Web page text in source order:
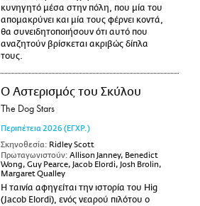
κυνηγητό μέσα στην πόλη, που μία του
απομακρύνει και μία τους φέρνει κοντά,
θα συνειδητοποιήσουν ότι αυτό που
αναζητούν βρίσκεται ακριβώς δίπλα
τους.
Ο Αστερισμός του Σκύλου
The Dog Stars
Περιπέτεια 2026 (ΕΓΧΡ.)
Σκηνοθεσία: Ridley Scott
Πρωταγωνιστούν: Allison Janney, Benedict
Wong, Guy Pearce, Jacob Elordi, Josh Brolin,
Margaret Qualley
Η ταινία αφηγείται την ιστορία του Hig
(Jacob Elordi), ενός νεαρού πιλότου ο